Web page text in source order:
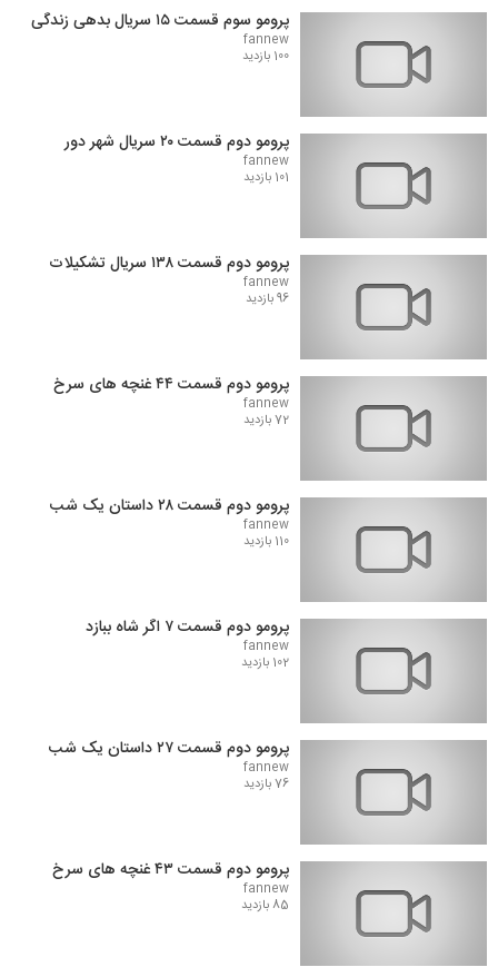
پرومو سوم قسمت ۱۵ سریال بدهی زندگی
fannew
100 بازدید
پرومو دوم قسمت ۲۰ سریال شهر دور
fannew
101 بازدید
پرومو دوم قسمت ۱۳۸ سریال تشکیلات
fannew
96 بازدید
پرومو دوم قسمت ۴۴ غنچه های سرخ
fannew
72 بازدید
پرومو دوم قسمت ۲۸ داستان یک شب
fannew
110 بازدید
پرومو دوم قسمت ۷ اگر شاه ببازد
fannew
102 بازدید
پرومو دوم قسمت ۲۷ داستان یک شب
fannew
76 بازدید
پرومو دوم قسمت ۴۳ غنچه های سرخ
fannew
85 بازدید